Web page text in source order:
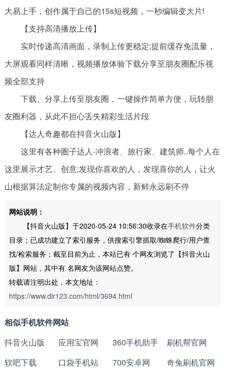
大易上手，创作属于自己的15s短视频，一秒编辑变大片!
【支持高清播放上传】
实时传递高清画面，录制上传更稳定;提前缓存免流量，
大屏观看同样清晰，视频播放体验下载分享至朋友圈配乐视
频全部支持
下载、分享上传至朋友圈，一键操作简单方便，玩转朋
友圈利器，从此不担心丢失精彩生活片段
【达人奇趣都在抖音火山版】
这里有各种圏子达人-冲浪者、旅行家、建筑师..每个人在
这里展示才艺、创意;发现你喜欢的人，发现喜你的人，让火
山根据算法定制你专属的视频内容，新鲜永远刷不停
网站说明：
【抖音火山版】于2020-05-24 10:56:30收录在手机软件分类
目录；已成功建立了索引服务，供搜索引擎抓取/蜘蛛爬行/用户查
找/检索服务；截至目前为止，本站已有 个网友浏览了【抖音火山
版】网站，其中有 名网友为该网站点赞。
转载请注明出处，本文地址：
https://www.dir123.com/html/3694.html
相似手机软件网站
抖音火山版
应用宝官网 360手机助手
刷机帮官网
软吧下载
口袋手机站 700安卓网 奇兔刷机官网